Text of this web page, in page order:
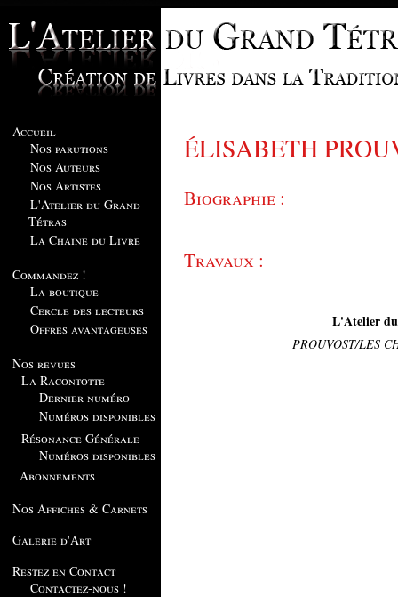
Accueil
Nos parutions
Nos Auteurs
Nos Artistes
L'Atelier du Grand
Tétras
La Chaine du Livre
Commandez !
La boutique
Cercle des lecteurs
Offres avantageuses
Nos revues
La Racontotte
Dernier numéro
Numéros disponibles
Résonance Générale
Numéros disponibles
Abonnements
Nos Affiches & Carnets
Galerie d'Art
Restez en Contact
Contactez-nous !
ÉLISABETH
Biographie :
Travaux :
L'Atelier
PROUVOST/LES